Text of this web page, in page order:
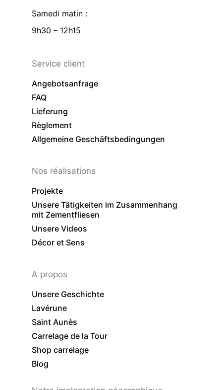
Samedi matin :
9h30 – 12h15
Service client
Angebotsanfrage
FAQ
Lieferung
Règlement
Allgemeine Geschäftsbedingungen
Nos réalisations
Projekte
Unsere Tätigkeiten im Zusammenhang
mit Zementfliesen
Unsere Videos
Décor et Sens
A propos
Unsere Geschichte
Lavérune
Saint Aunès
Carrelage de la Tour
Shop carrelage
Blog